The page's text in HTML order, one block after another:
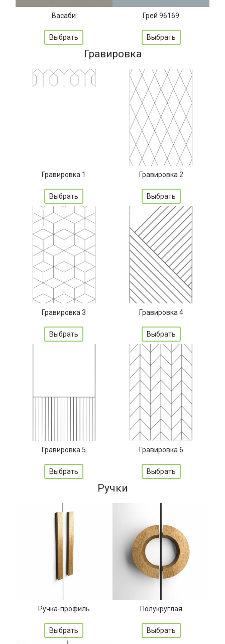
Васаби
Выбрать
Грей 96169
Выбрать
Гравировка
Гравировка 1
Выбрать
Гравировка 2
Выбрать
Гравировка 3
Выбрать
Гравировка 4
Выбрать
Гравировка 5
Выбрать
Гравировка 6
Выбрать
Ручки
Ручка-профиль
Выбрать
Полукруглая
Выбрать